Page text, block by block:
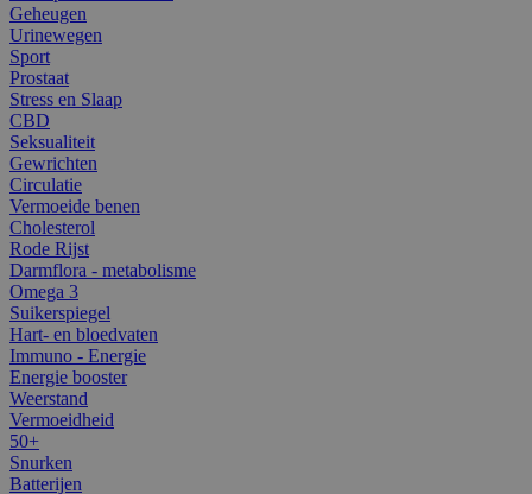
Geheugen
Urinewegen
Sport
Prostaat
Stress en Slaap
CBD
Seksualiteit
Gewrichten
Circulatie
Vermoeide benen
Cholesterol
Rode Rijst
Darmflora - metabolisme
Omega 3
Suikerspiegel
Hart- en bloedvaten
Immuno - Energie
Energie booster
Weerstand
Vermoeidheid
50+
Snurken
Batterijen